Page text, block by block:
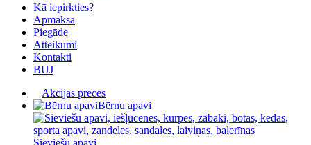
Kā iepirkties?
Apmaksa
Piegāde
Atteikumi
Kontakti
BUJ
Akcijas preces
Bērnu apavi
Sieviešu apavi